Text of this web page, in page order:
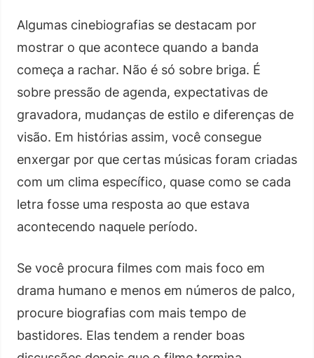
Algumas cinebiografias se destacam por
mostrar o que acontece quando a banda
começa a rachar. Não é só sobre briga. É
sobre pressão de agenda, expectativas de
gravadora, mudanças de estilo e diferenças de
visão. Em histórias assim, você consegue
enxergar por que certas músicas foram criadas
com um clima específico, quase como se cada
letra fosse uma resposta ao que estava
acontecendo naquele período.
Se você procura filmes com mais foco em
drama humano e menos em números de palco,
procure biografias com mais tempo de
bastidores. Elas tendem a render boas